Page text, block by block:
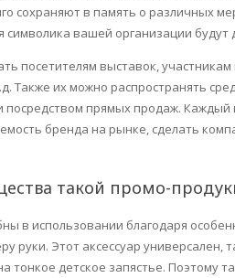
сохраняют в память о различных
вашей организации будут
посетителям выставок,
Также их можно распространять
посредством прямых продаж.
бренда на рынке, сделать
такой промо-
в использовании благодаря
руки. Этот аксессуар
тонкое детское запястье. Поэтому